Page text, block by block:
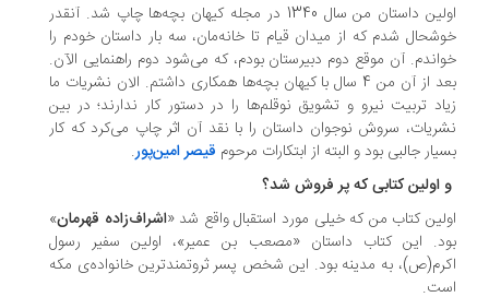
اولین داستان من سال 1340 در مجله کیهان بچه‌ها چاپ شد. آنقدر
شدم که از میدان قیام تا خانه‌مان، سه بار داستان خودم را
آن موقع دوم دبیرستان بودم، که می‌شود دوم راهنمایی الآن.
بعد از آن من 4 سال با کیهان بچه‌ها همکاری داشتم. الان نشریات ما
تربیت نیرو و تشویق نوقلم‌ها را در دستور کار ندارند؛ در بین
سروش نوجوان داستان را با نقد آن اثر چاپ می‌کرد که کار
جالبی بود و البته از ابتکارات مرحوم قیصر امین‌پور.
کتابی که پر فروش شد؟
کتاب من که خیلی مورد استقبال واقع شد «اشراف‌زاده قهرمان »
این کتاب داستان «مصعب بن عمیر»، اولین سفیر رسول
به مدینه بود. این شخص پسر ثروتمندترین خانواده‌ی مکه